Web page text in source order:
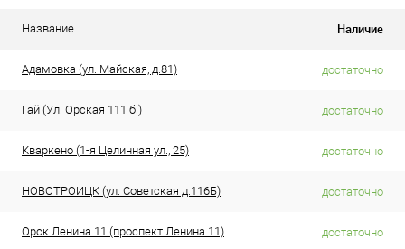
Название Наличие
Адамовка (ул. Майская, д.81) достаточно
Гай (Ул. Орская 111 б.) достаточно
Кваркено (1-я Целинная ул., 25) достаточно
НОВОТРОИЦК (ул. Советская д.116Б) достаточно
Орск Ленина 11 (проспект Ленина 11) достаточно